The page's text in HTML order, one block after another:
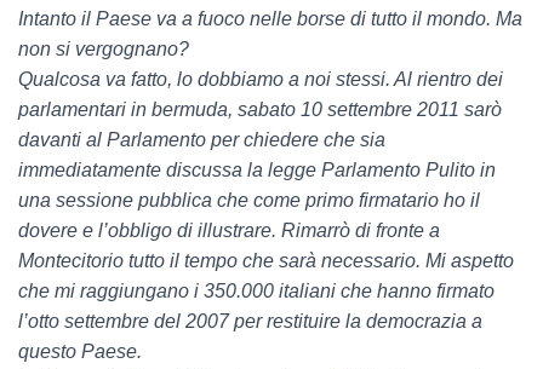
Intanto il Paese va a fuoco nelle borse di tutto il mondo. Ma
non si vergognano?
Qualcosa va fatto, lo dobbiamo a noi stessi. Al rientro dei
parlamentari in bermuda, sabato 10 settembre 2011 sarò
davanti al Parlamento per chiedere che sia
immediatamente discussa la legge Parlamento Pulito in
una sessione pubblica che come primo firmatario ho il
dovere e l’obbligo di illustrare. Rimarrò di fronte a
Montecitorio tutto il tempo che sarà necessario. Mi aspetto
che mi raggiungano i 350.000 italiani che hanno firmato
l’otto settembre del 2007 per restituire la democrazia a
questo Paese.